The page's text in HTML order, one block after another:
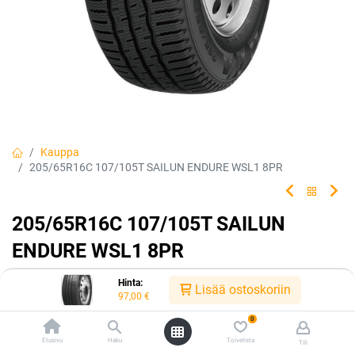
Hinta:
97,00 € Lisää ostoskoriin
Etusivu Haku
0
Toivelista Tili
Kauppa
205/65R16C 107/105T SAILUN ENDURE WSL1 8PR
205/65R16C 107/105T SAILUN
ENDURE WSL1 8PR
6959655423099 Tuotekoodi:216899
€/ kpl